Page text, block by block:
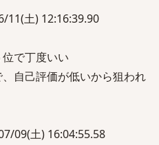
11(土) 12:16:39.90
で丁度いい
自己評価が低いから狙われ
09(土) 16:04:55.58